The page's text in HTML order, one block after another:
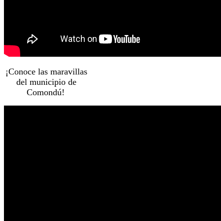
¡Conoce las maravillas
del municipio de
Comondú!